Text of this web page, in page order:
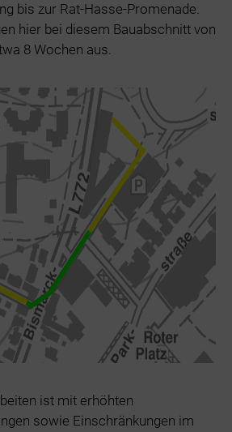
bis zur Rat-Hasse-Promenade.
hier bei diesem Bauabschnitt von
8 Wochen aus.
ist mit erhöhten
sowie Einschränkungen im